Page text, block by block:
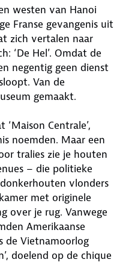
westen van Hanoi
Franse gevangenis uit
zich vertalen naar
‘De Hel’. Omdat de
negentig geen dienst
Van de
gemaakt.
Centrale’,
noemden. Maar een
tralies zie je houten
– die politieke
vlonders
met originele
over je rug. Vanwege
Amerikaanse
de Vietnamoorlog
doelend op de chique